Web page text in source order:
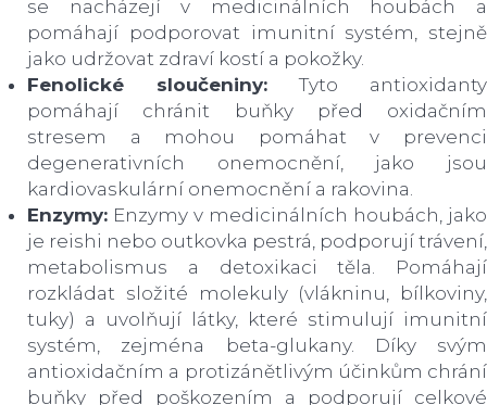
se nacházejí v medicinálních houbách a
pomáhají podporovat imunitní systém, stejně
jako udržovat zdraví kostí a pokožky.
Fenolické sloučeniny: Tyto antioxidanty
pomáhají chránit buňky před oxidačním
stresem a mohou pomáhat v prevenci
degenerativních onemocnění, jako jsou
kardiovaskulární onemocnění a rakovina.
Enzymy: Enzymy v medicinálních houbách, jako
je reishi nebo outkovka pestrá, podporují trávení,
metabolismus a detoxikaci těla. Pomáhají
rozkládat složité molekuly (vlákninu, bílkoviny,
tuky) a uvolňují látky, které stimulují imunitní
systém, zejména beta-glukany. Díky svým
antioxidačním a protizánětlivým účinkům chrání
buňky před poškozením a podporují celkové